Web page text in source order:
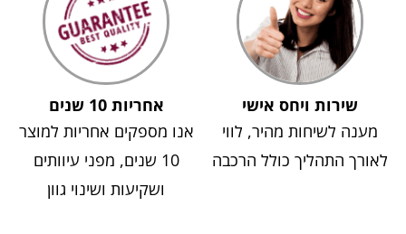
שירות ויחס אישי
מענה לשיחות מהיר, לווי
לאורך התהליך כולל הרכבה
אחריות 10 שנים
אנו מספקים אחריות למוצר
10 שנים, מפני עיוותים
ושקיעות ושינוי גוון